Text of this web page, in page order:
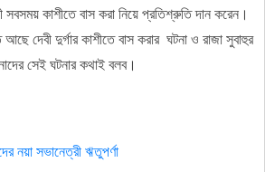
সবসময় কাশীতে বাস করা নিয়ে প্রতিশ্রুতি দান করেন।
দেবী দুর্গার কাশীতে বাস করার ঘটনা ও রাজা সুবাহুর
সেই ঘটনার কথাই বলব।
নয়া সভানেত্রী ঋতুপর্ণা